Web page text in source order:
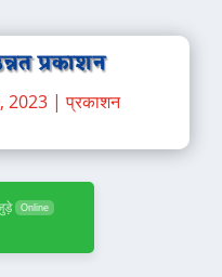
प्रकाशन
2023|प्रकाशन
Online